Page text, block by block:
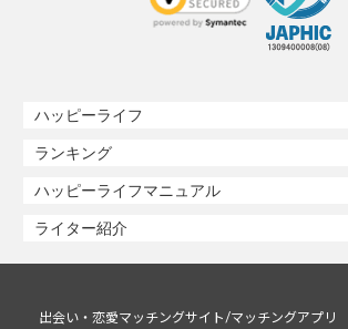
ハッピーライフ
ランキング
ハッピーライフマニュアル
ライター紹介
出会い・恋愛マッチングサイト/マッチングアプリ